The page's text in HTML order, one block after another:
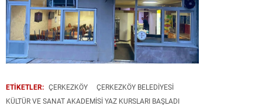
ETİKETLER: ÇERKEZKÖY
ÇERKEZKÖY BELEDIYESI
KÜLTÜR VE SANAT AKADEMİSİ YAZ KURSLARI BAŞLADI